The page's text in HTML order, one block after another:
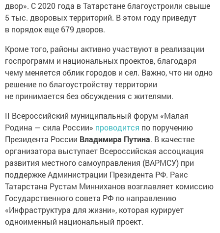
двор». С 2020 года в Татарстане благоустроили свыше
5 тыс. дворовых территорий. В этом году приведут
в порядок еще 679 дворов.
Кроме того, районы активно участвуют в реализации
госпрограмм и национальных проектов, благодаря
чему меняется облик городов и сел. Важно, что ни одно
решение по благоустройству территории
не принимается без обсуждения с жителями.
II Всероссийский муниципальный форум «Малая
Родина — сила России» проводится по поручению
Президента России Владимира Путина. В качестве
организатора выступает Всероссийская ассоциация
развития местного самоуправления (ВАРМСУ) при
поддержке Администрации Президента РФ. Раис
Татарстана Рустам Минниханов возглавляет комиссию
Государственного совета РФ по направлению
«Инфраструктура для жизни», которая курирует
одноименный национальный проект.